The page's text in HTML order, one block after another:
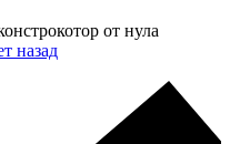
от нула
назад